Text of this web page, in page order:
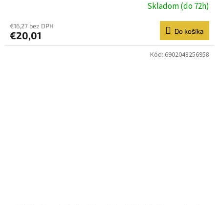
Skladom (do 72h)
€16,27 bez DPH
€20,01 Do košíka
Kód: 6902048256958